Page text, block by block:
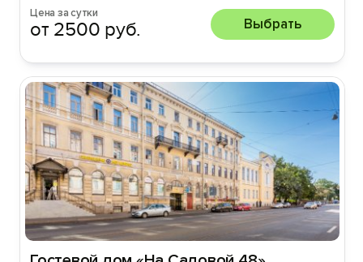
Цена за сутки
от 2500 руб. Выбрать